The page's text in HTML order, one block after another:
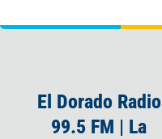
El Dorado Radio
99.5 FM | La